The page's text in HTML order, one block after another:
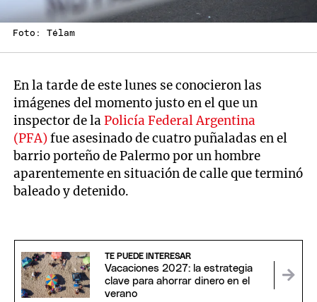
Foto: Télam
En la tarde de este lunes se conocieron las
imágenes del momento justo en el que un
inspector de laPolicía Federal Argentina
(PFA)fue asesinado de cuatro puñaladas en el
barrio porteño de Palermo por un hombre
aparentemente en situación de calle que terminó
baleado y detenido.
TE PUEDE INTERESAR
Vacaciones 2027: la estrategia
clave para ahorrar dinero en el
verano